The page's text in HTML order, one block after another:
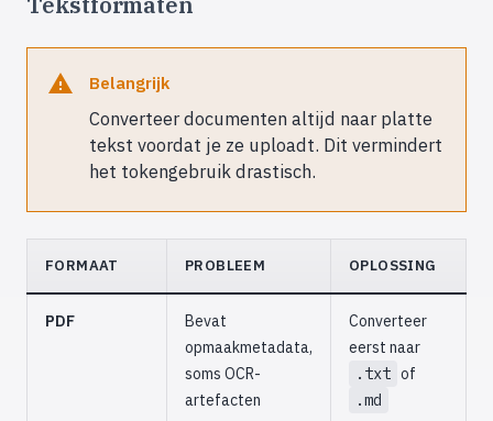
Belangrijk
Converteer documenten altijd naar platte
tekst voordat je ze uploadt. Dit vermindert
het tokengebruik drastisch.
FORMAAT PROBLEEM OPLOSSING
PDF
Bevat
opmaakmetadata,
soms OCR-
artefacten
Converteer
eerst naar
.txt of
.md